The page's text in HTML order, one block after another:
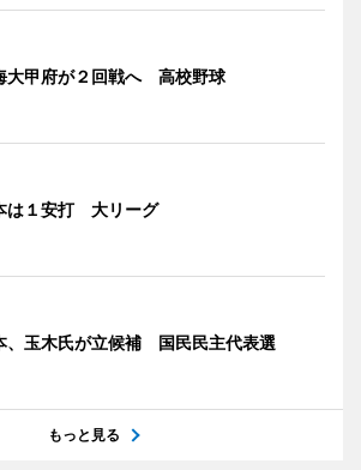
大甲府が２回戦へ 高校野球
は１安打 大リーグ
、玉木氏が立候補 国民民主代表選
もっと見る